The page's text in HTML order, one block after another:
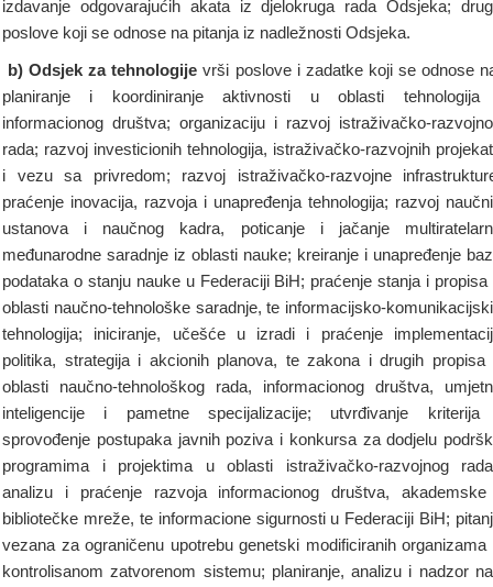
izdavanje odgovarajućih akata iz djelokruga rada Odsjeka;
poslove koji se odnose na pitanja iz nadležnosti Odsjeka.
b) Odsjek za tehnologije vrši poslove i zadatke koji se odnose
planiranje i koordiniranje aktivnosti u oblasti
informacionog društva; organizaciju i razvoj istraživačko-
rada; razvoj investicionih tehnologija, istraživačko-razvojnih
i vezu sa privredom; razvoj istraživačko-razvojne
praćenje inovacija, razvoja i unapređenja tehnologija; razvoj
ustanova i naučnog kadra, poticanje i jačanje
međunarodne saradnje iz oblasti nauke; kreiranje i unapređenje
podataka o stanju nauke u Federaciji BiH; praćenje stanja i propisa
oblasti naučno-tehnološke saradnje, te informacijsko-
tehnologija; iniciranje, učešće u izradi i praćenje
politika, strategija i akcionih planova, te zakona i drugih propisa
oblasti naučno-tehnološkog rada, informacionog društva,
inteligencije i pametne specijalizacije; utvrđivanje
sprovođenje postupaka javnih poziva i konkursa za dodjelu
programima i projektima u oblasti istraživačko-razvojnog
analizu i praćenje razvoja informacionog društva,
bibliotečke mreže, te informacione sigurnosti u Federaciji BiH;
vezana za ograničenu upotrebu genetski modificiranih organizama
kontrolisanom zatvorenom sistemu; planiranje, analizu i nadzor